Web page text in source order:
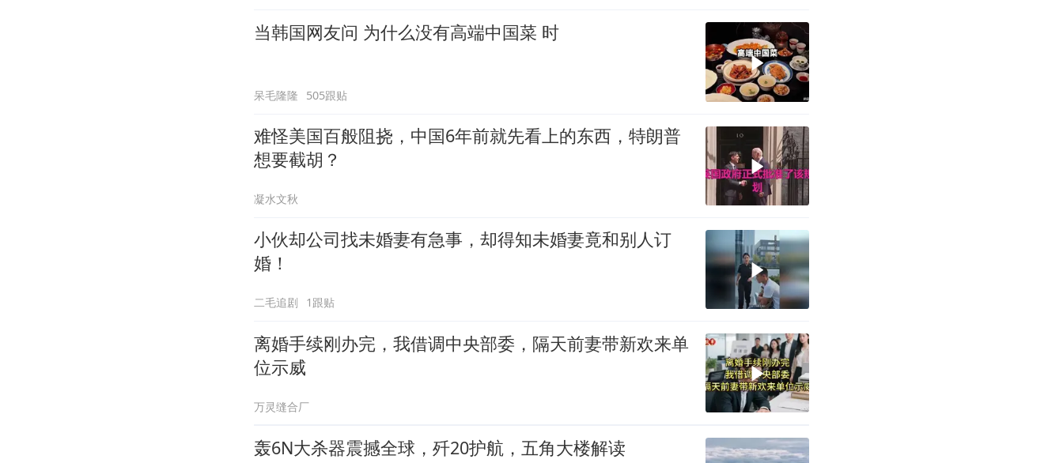
当韩国网友问 为什么没有高端中国菜 时
呆毛隆隆 505跟贴
难怪美国百般阻挠，中国6年前就先看上的东西，特朗普
想要截胡？
凝水文秋
小伙却公司找未婚妻有急事，却得知未婚妻竟和别人订
婚！
二毛追剧 1跟贴
离婚手续刚办完，我借调中央部委，隔天前妻带新欢来单
位示威
万灵缝合厂
轰6N大杀器震撼全球，歼20护航，五角大楼解读